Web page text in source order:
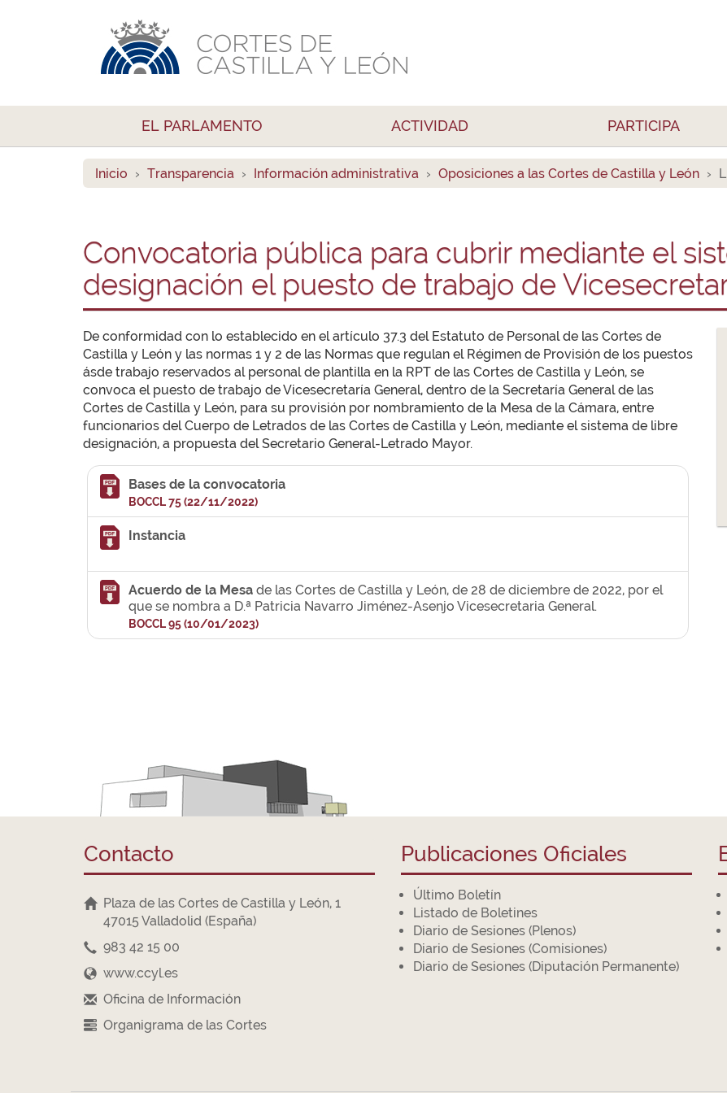
EL PARLAMENTO ACTIVIDAD PARTICIPA
Inicio Transparencia Información administrativa Oposiciones a las Cortes de Castilla y León
Convocatoria pública para cubrir mediante el
designación el puesto de trabajo de
De conformidad con lo establecido en el artículo 37.3 del Estatuto de Personal de las Cortes de
Castilla y León y las normas 1 y 2 de las Normas que regulan el Régimen de Provisión de los puestos
ásde trabajo reservados al personal de plantilla en la RPT de las Cortes de Castilla y León, se
convoca el puesto de trabajo de Vicesecretaría General, dentro de la Secretaría General de las
Cortes de Castilla y León, para su provisión por nombramiento de la Mesa de la Cámara, entre
funcionarios del Cuerpo de Letrados de las Cortes de Castilla y León, mediante el sistema de libre
designación, a propuesta del Secretario General-Letrado Mayor.
Bases de la convocatoria
BOCCL 75 (22/11/2022)
Instancia
Acuerdo de la Mesa de las Cortes de Castilla y León, de 28 de diciembre de 2022, por el
que se nombra a D.ª Patricia Navarro Jiménez-Asenjo Vicesecretaria General.
BOCCL 95 (10/01/2023)
Contacto
Plaza de las Cortes de Castilla y León, 1
47015 Valladolid (España)
983 42 15 00
www.ccyl.es
Oficina de Información
Organigrama de las Cortes
Publicaciones Oficiales
Último Boletín
Listado de Boletines
Diario de Sesiones (Plenos)
Diario de Sesiones (Comisiones)
Diario de Sesiones (Diputación Permanente)